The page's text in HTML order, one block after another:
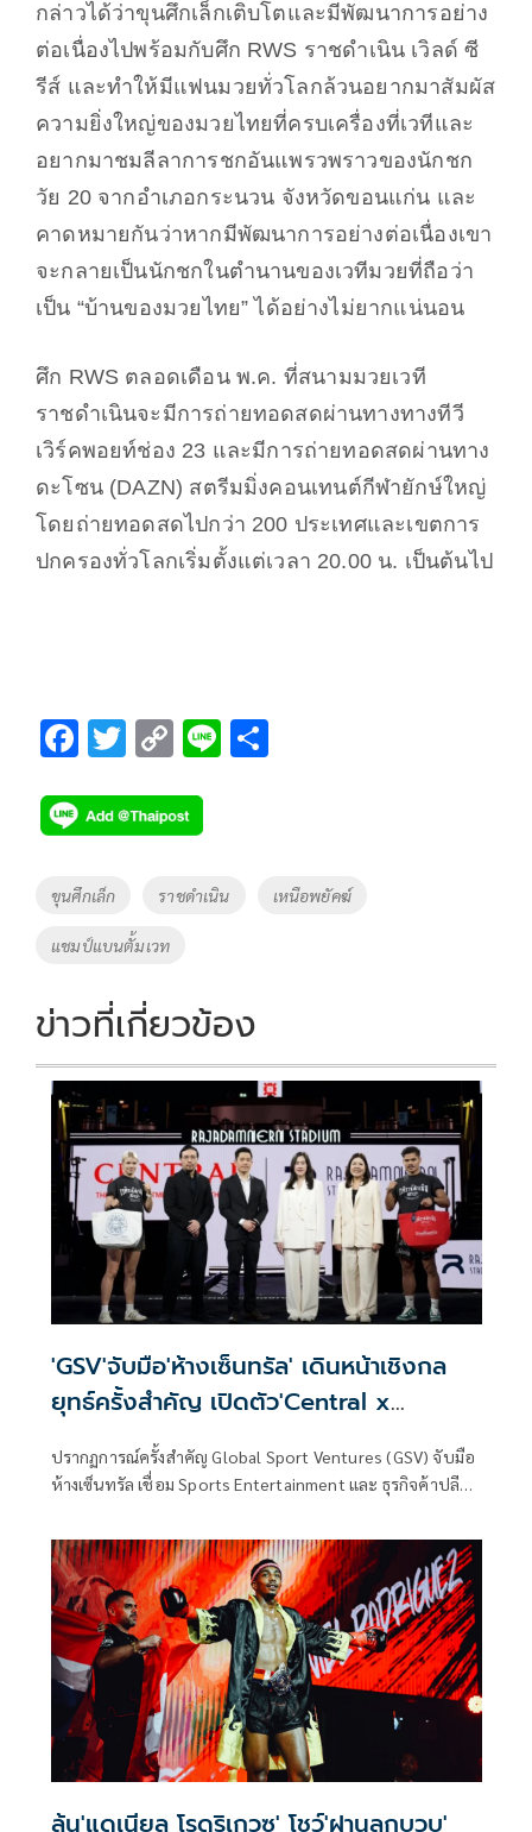
กล่าวได้ว่าขุนศึกเล็กเติบโตและมีพัฒนาการอย่าง
ต่อเนื่องไปพร้อมกับศึก RWS ราชดำเนิน เวิลด์ ซี
รีส์ และทำให้มีแฟนมวยทั่วโลกล้วนอยากมาสัมผัส
ความยิ่งใหญ่ของมวยไทยที่ครบเครื่องที่เวทีและ
อยากมาชมลีลาการชกอันแพรวพราวของนักชก
วัย 20 จากอำเภอกระนวน จังหวัดขอนแก่น และ
คาดหมายกันว่าหากมีพัฒนาการอย่างต่อเนื่องเขา
จะกลายเป็นนักชกในตำนานของเวทีมวยที่ถือว่า
เป็น “บ้านของมวยไทย” ได้อย่างไม่ยากแน่นอน
ศึก RWS ตลอดเดือน พ.ค. ที่สนามมวยเวที
ราชดำเนินจะมีการถ่ายทอดสดผ่านทางทางทีวี
เวิร์คพอยท์ช่อง 23 และมีการถ่ายทอดสดผ่านทาง
ดะโซน (DAZN) สตรีมมิ่งคอนเทนต์กีฬายักษ์ใหญ่
โดยถ่ายทอดสดไปกว่า 200 ประเทศและเขตการ
ปกครองทั่วโลกเริ่มตั้งแต่เวลา 20.00 น. เป็นต้นไป
F
e
b
o
o
k
T
tt
er
C
p
y
Li
Li
Tags
ขุนศึกเล็ก ราชดำเนิน เหนือพยัคฆ์
แชมป์แบนตั้มเวท
ข่าวที่เกี่ยวข้อง
'GSV'จับมือ'ห้างเซ็นทรัล' เดินหน้าเชิงกล
ยุทธ์ครั้งสำคัญ เปิดตัว'Central x
Rajadamnern Stadium Bag'
ปรากฏการณ์ครั้งสำคัญ Global Sport Ventures (GSV) จับมือ
ห้างเซ็นทรัล เชื่อม Sports Entertainment และ ธุรกิจค้าปลีก
และประสบการณ์ผู้บริโภค​ เปิดฉากความร่วมมือด้วย Central x
Rajadamnern Stadium Bag ถ่ายทอดอัตลักษณ์ เรื่องราว และ
คุณค่าของสององค์กรไทยที่มีประวัติศาสตร์ยาวนานกว่า 80 ปี
ผ่านงานออกแบบร่วมสมัย ต่อยอดบทบาทของราชดำเนินสู่การ
สร้างความร่วมมือกับพันธมิตรจากต่างอุตสาหกรรม เพื่อขยาย
คุณค่าของมวยไทยและความเป็นไทยสู่เวทีระดับสากล
ลุ้น'แดเนียล โรดริเกวซ' โชว์'ฝานลูกบวบ'